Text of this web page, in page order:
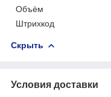
Объём
Штрихкод
Скрыть
Условия доставки